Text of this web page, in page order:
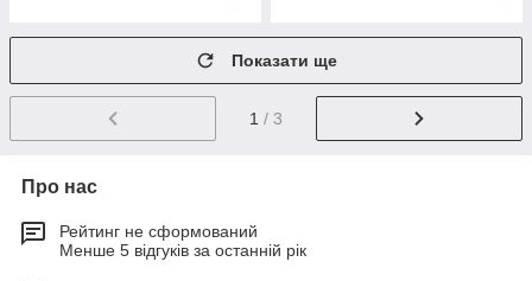
Показати ще
1 / 3
Про нас
Рейтинг не сформований
Менше 5 відгуків за останній рік